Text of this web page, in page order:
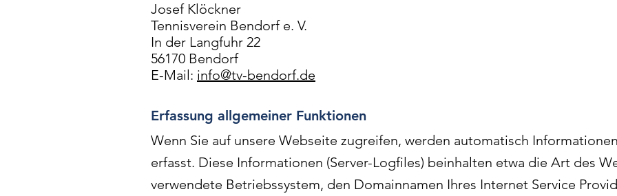
Josef Klöckner
Tennisverein Bendorf e. V.
In der Langfuhr 22
56170 Bendorf
E-Mail: info@tv-bendorf.de
Erfassung allgemeiner Funktionen
Wenn Sie auf unsere Webseite zugreifen, werden automatisch
erfasst. Diese Informationen (Server-Logfiles) beinhalten etwa die Art des
verwendete Betriebssystem, den Domainnamen Ihres Internet Service